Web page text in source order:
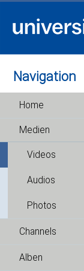
Navigation
Home
Medien
Videos
Audios
Photos
Channels
Alben